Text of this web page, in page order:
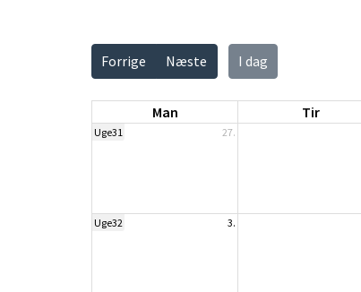
Forrige Næste I dag
Man Tir
Uge31 27.
Uge32 3.